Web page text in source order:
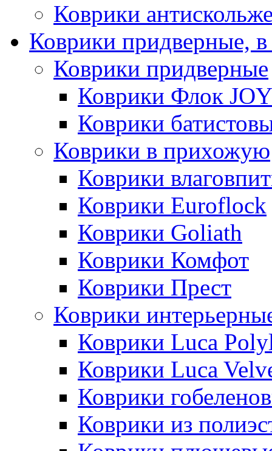
Коврики
Коврики придверные,
Коврики придверные
Коврики Флок
Коврики
Коврики в прихожую
Коврики
Коврики Euroflock
Коврики Goliath
Коврики Комфот
Коврики Прест
Коврики
Коврики Luca
Коврики Luca
Коврики
Коврики из